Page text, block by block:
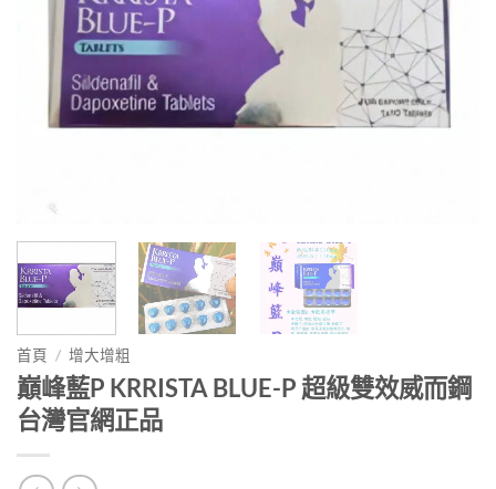
首頁 / 增大增粗
巔峰藍P KRRISTA BLUE-P 超級雙效威而鋼
台灣官網正品